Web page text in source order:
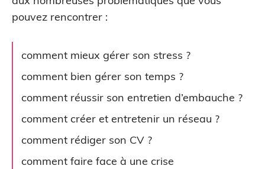
pouvez rencontrer :
comment mieux gérer son stress ?
comment bien gérer son temps ?
comment réussir son entretien d’embauche ?
comment créer et entretenir un réseau ?
comment rédiger son CV ?
comment faire face à une crise